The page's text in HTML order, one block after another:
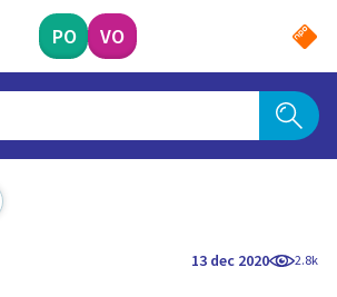
PO VO
13 dec 2020 2.8k